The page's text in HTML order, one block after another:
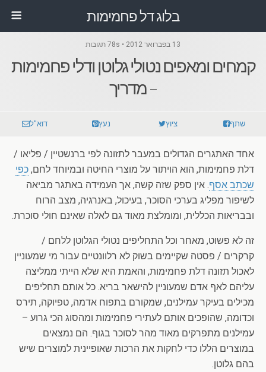
בלוג דל פחמימות
13 בפברואר 2012 • 78s תגובות
קמחים ומאפים נטולי גלוטן ודלי פחמימות
– מדריך
שתף ציוץ נעץ דוא"ל
אחד האתגרים הגדולים במעבר לתזונה לפי ברנשטיין / פליאו /
דלת פחמימות, הוא הויתור על מוצרי החיטה ובמיוחד לחם, כפי
שכתב אסף. אין ספק שזה קשה, אך העמידה באתגר מביאה
לשיפור מפליג בערכי הסוכר, בעיכול, באנרגיה, מצב הרוח
ובבריאות הכללית, ומומלצת מאוד גם לאלה שאינם חולי סוכרת.
זה לא פשוט, מאחר וכל התחליפים נטולי הגלוטן ללחם /
קרקרים / פסטה שקיימים בשוק לא רלוונטיים עבור מי שמעוניין
לאכול תזונה דלת פחמימות, והאמת היא שלא הייתי ממליצה
עליהם לאף אדם שמעוניין להישאר בריא. כל אותם תחליפים
מכילים בעיקר עמילנים, שמקורם בתפוח אדמה, טפיוקה, תירס
וכדומה, שהופכים אותם לעתירי פחמימות ומהסוג הכי גרוע –
עמילנים מתפרקים מאוד מהר לסוכר בגוף. הם נמצאים
במוצרים הללו כדי לחקות את הרכות שאופיינית למוצרים שיש
בהם גלוטן.